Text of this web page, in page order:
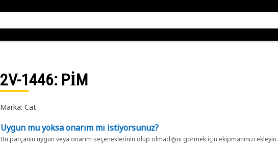
2V-1446: PİM
Marka: Cat
Uygun mu yoksa onarım mı istiyorsunuz?
Bu parçanın uygun veya onarım seçeneklerinin olup olmadığını görmek için ekipmanınızı ekleyin.